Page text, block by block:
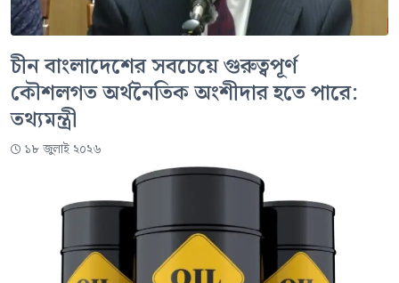
চীন বাংলাদেশের সবচেয়ে গুরুত্বপূর্ণ
কৌশলগত অর্থনৈতিক অংশীদার হতে পারে:
তথ্যমন্ত্রী
১৮ জুলাই ২০২৬